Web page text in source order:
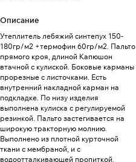
Описание
Утеплитель лебяжий синтепух 150-
180гр/м2 +термофин 60гр/м2. Пальто
прямого кроя, длиной Капюшон
втачной с кулиской. Боковые карманы
прорезные с листочками. Есть
внутренний накладной карман на
подкладке. По низу изделия
выполнена кулиска с регулируемой
резинкой. Пальто застегивается на
широкую тракторную молнию.
Выполнено из плотной курточной
ткани с мембраной, и с
водоотталкивающей пропиткой.